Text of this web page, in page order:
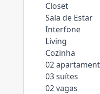
Closet
Sala de Estar
Interfone
Living
Cozinha
02
03 suítes
02 vagas